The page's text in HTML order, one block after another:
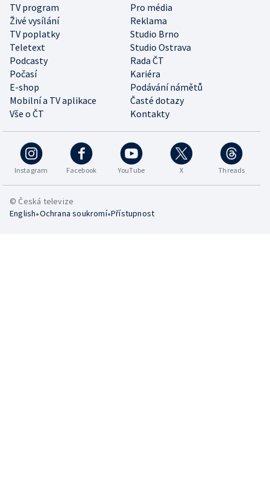
TV program
Pro média
Živé vysílání
Reklama
TV poplatky
Studio Brno
Teletext
Studio Ostrava
Podcasty
Rada ČT
Počasí
Kariéra
E-shop
Podávání námětů
Mobilní a TV aplikace
Časté dotazy
Vše o ČT
Kontakty
Instagram Facebook YouTube X Threads
© Česká televize
English•Ochrana soukromí•Přístupnost